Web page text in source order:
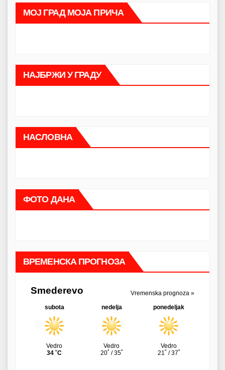
МОЈ ГРАД МОЈА ПРИЧА
НАЈБРЖИ У ГРАДУ
НАСЛОВНА
ФОТО ДАНА
ВРЕМЕНСКА ПРОГНОЗА